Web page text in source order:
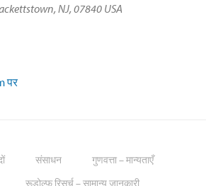
NJ, 07840 USA
पर
संसाधन
गुणवत्ता – मान्यताएँ
रूडोल्फ रिसर्च – सामान्य जानकारी